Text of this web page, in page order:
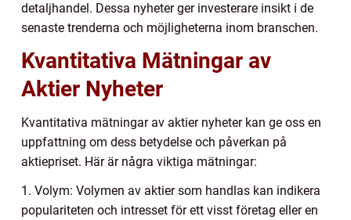
detaljhandel. Dessa nyheter ger investerare insikt i de
senaste trenderna och möjligheterna inom branschen.
Kvantitativa Mätningar av
Aktier Nyheter
Kvantitativa mätningar av aktier nyheter kan ge oss en
uppfattning om dess betydelse och påverkan på
aktiepriset. Här är några viktiga mätningar:
1. Volym: Volymen av aktier som handlas kan indikera
populariteten och intresset för ett visst företag eller en